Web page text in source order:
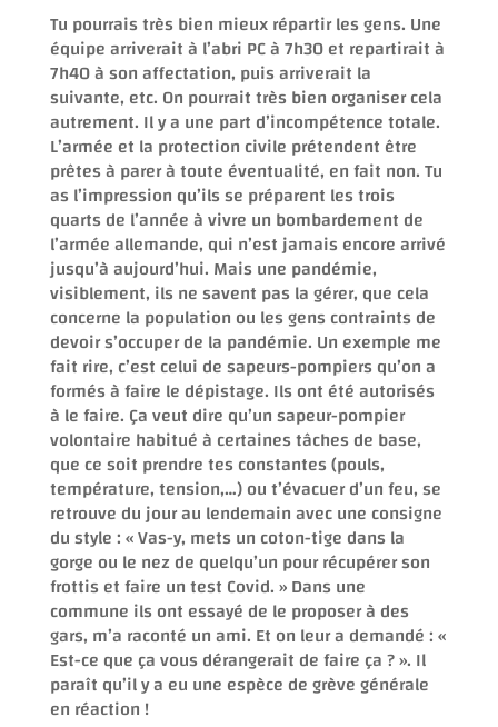
Tu pourrais très bien mieux répartir les gens. Une
équipe arriverait à l’abri PC à 7h30 et repartirait à
7h40 à son affectation, puis arriverait la
suivante, etc. On pourrait très bien organiser cela
autrement. Il y a une part d’incompétence totale.
L’armée et la protection civile prétendent être
prêtes à parer à toute éventualité, en fait non. Tu
as l’impression qu’ils se préparent les trois
quarts de l’année à vivre un bombardement de
l’armée allemande, qui n’est jamais encore arrivé
jusqu’à aujourd’hui. Mais une pandémie,
visiblement, ils ne savent pas la gérer, que cela
concerne la population ou les gens contraints de
devoir s’occuper de la pandémie. Un exemple me
fait rire, c’est celui de sapeurs-pompiers qu’on a
formés à faire le dépistage. Ils ont été autorisés
à le faire. Ça veut dire qu’un sapeur-pompier
volontaire habitué à certaines tâches de base,
que ce soit prendre tes constantes (pouls,
température, tension,…) ou t’évacuer d’un feu, se
retrouve du jour au lendemain avec une consigne
du style : « Vas-y, mets un coton-tige dans la
gorge ou le nez de quelqu’un pour récupérer son
frottis et faire un test Covid. » Dans une
commune ils ont essayé de le proposer à des
gars, m’a raconté un ami. Et on leur a demandé : «
Est-ce que ça vous dérangerait de faire ça ? ». Il
paraît qu’il y a eu une espèce de grève générale
en réaction !